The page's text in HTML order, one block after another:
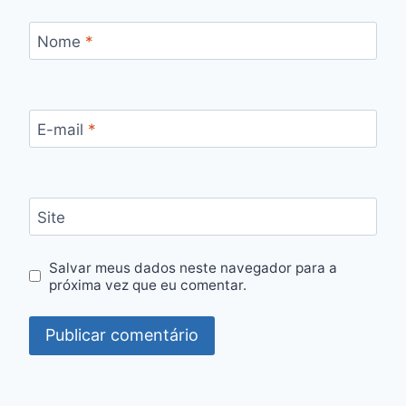
Nome *
E-mail *
Site
Salvar meus dados neste navegador para a
próxima vez que eu comentar.